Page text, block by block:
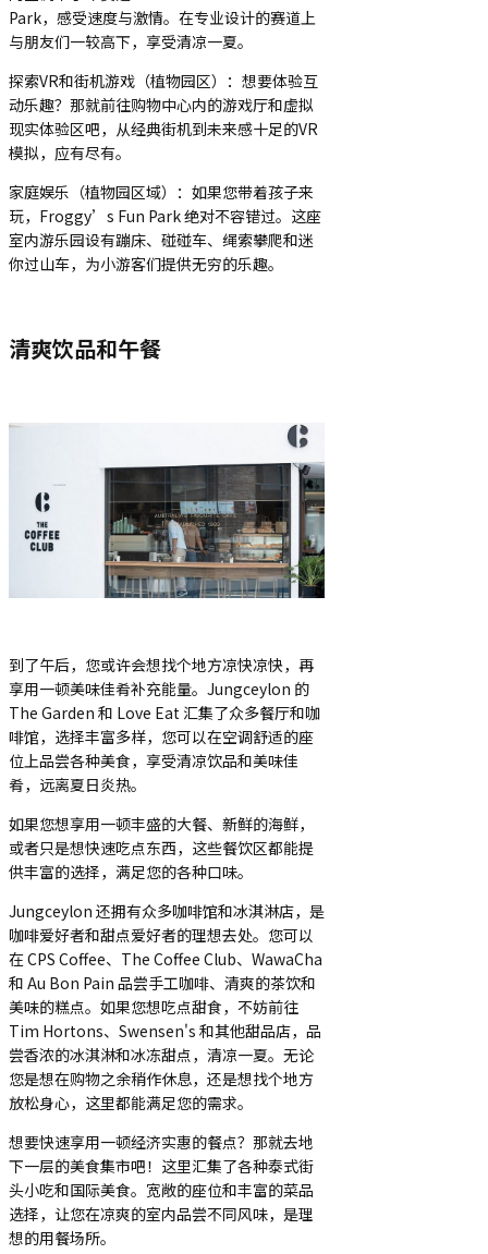
Park，感受速度与激情。在专业设计的赛道上
与朋友们一较高下，享受清凉一夏。
探索VR和街机游戏（植物园区）：想要体验互
动乐趣？那就前往购物中心内的游戏厅和虚拟
现实体验区吧，从经典街机到未来感十足的VR
模拟，应有尽有。
家庭娱乐（植物园区域）：如果您带着孩子来
玩，Froggy’s Fun Park 绝对不容错过。这座
室内游乐园设有蹦床、碰碰车、绳索攀爬和迷
你过山车，为小游客们提供无穷的乐趣。
清爽饮品和午餐
到了午后，您或许会想找个地方凉快凉快，再
享用一顿美味佳肴补充能量。Jungceylon 的
The Garden 和 Love Eat 汇集了众多餐厅和咖
啡馆，选择丰富多样，您可以在空调舒适的座
位上品尝各种美食，享受清凉饮品和美味佳
肴，远离夏日炎热。
如果您想享用一顿丰盛的大餐、新鲜的海鲜，
或者只是想快速吃点东西，这些餐饮区都能提
供丰富的选择，满足您的各种口味。
Jungceylon 还拥有众多咖啡馆和冰淇淋店，是
咖啡爱好者和甜点爱好者的理想去处。您可以
在 CPS Coffee、The Coffee Club、WawaCha
和 Au Bon Pain 品尝手工咖啡、清爽的茶饮和
美味的糕点。如果您想吃点甜食，不妨前往
Tim Hortons、Swensen's 和其他甜品店，品
尝香浓的冰淇淋和冰冻甜点，清凉一夏。无论
您是想在购物之余稍作休息，还是想找个地方
放松身心，这里都能满足您的需求。
想要快速享用一顿经济实惠的餐点？那就去地
下一层的美食集市吧！这里汇集了各种泰式街
头小吃和国际美食。宽敞的座位和丰富的菜品
选择，让您在凉爽的室内品尝不同风味，是理
想的用餐场所。